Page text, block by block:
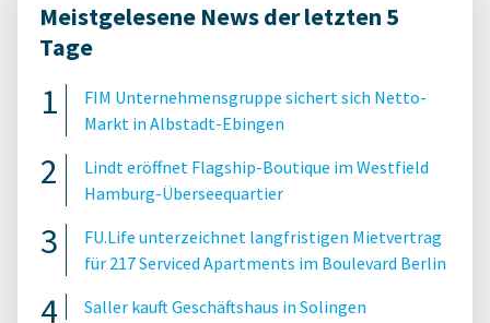
Meistgelesene News der letzten 5
Tage
FIM Unternehmensgruppe sichert sich Netto-
Markt in Albstadt-Ebingen
Lindt eröffnet Flagship-Boutique im Westfield
Hamburg-Überseequartier
FU.Life unterzeichnet langfristigen Mietvertrag
für 217 Serviced Apartments im Boulevard Berlin
Saller kauft Geschäftshaus in Solingen